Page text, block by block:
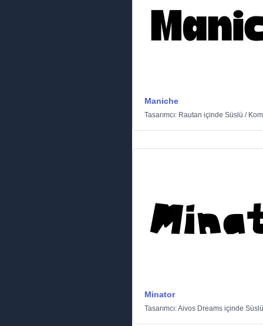
Maniche
Tasarımcı: Rautan içinde Süslü /
Minator
Tasarımcı:Aivos Dreams içinde Süslü